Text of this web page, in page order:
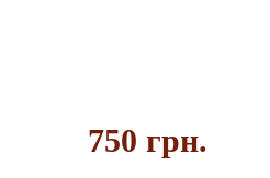
750 грн.